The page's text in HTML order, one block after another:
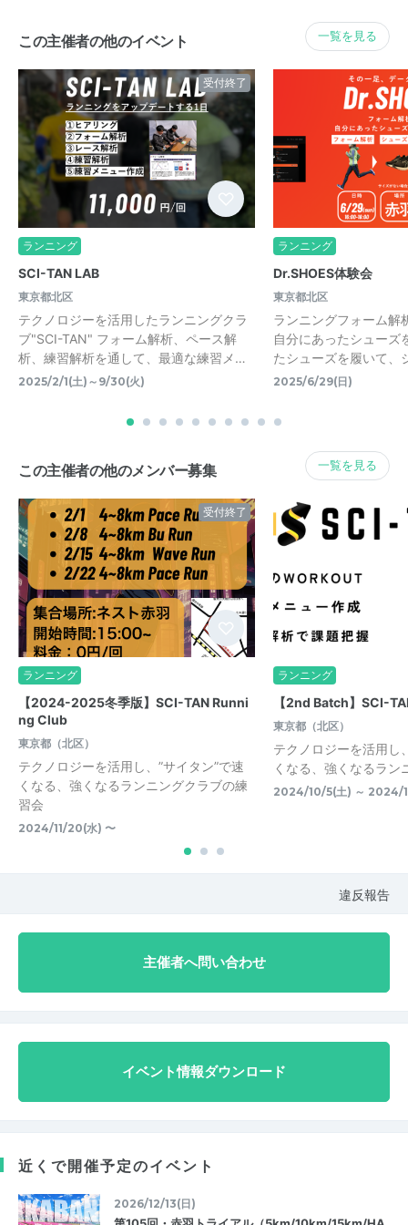
この主催者の他のイベント 一覧を見る
受付終了
ランニング
SCI-TAN LAB
東京都北区
テクノロジーを活用したランニングクラ
ブ"SCI-TAN" フォーム解析、ペース解
析、練習解析を通して、最適な練習メ…
2025/2/1(土)～9/30(火)
ランニング
Dr.SHOES体験会
東京都北区
ランニングフォーム解
自分にあったシューズ
たシューズを履いて、
2025/6/29(日)
この主催者の他のメンバー募集 一覧を見る
受付終了
ランニング
【2024-2025冬季版】SCI-TAN Runni
ng Club
東京都（北区）
テクノロジーを活用し、”サイタン”で速
くなる、強くなるランニングクラブの練
習会
2024/11/20(水) 〜
ランニング
【2nd Batch】SCI-
東京都（北区）
テクノロジーを活用し
くなる、強くなるラン
2024/10/5(土) ～ 2024/
違反報告
主催者へ問い合わせ
イベント情報ダウンロード
近くで開催予定のイベント
2026/12/13(日)